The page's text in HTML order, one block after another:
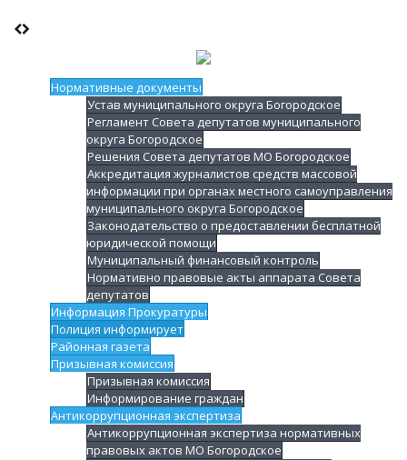
Нормативные документы
Устав муниципального округа Богородское
Регламент Совета депутатов муниципального
округа Богородское
Решения Совета депутатов МО Богородское
Аккредитация журналистов средств массовой
информации при органах местного самоуправления
муниципального округа Богородское
Законодательство о предоставлении бесплатной
юридической помощи
Муниципальный финансовый контроль
Нормативно правовые акты аппарата Совета
депутатов
Информация Прокуратуры
Полиция информирует
Районная газета
Призывная комиссия
Призывная комиссия
Информирование граждан
Антикоррупционная экспертиза
Антикоррупционная экспертиза нормативных
правовых актов МО Богородское